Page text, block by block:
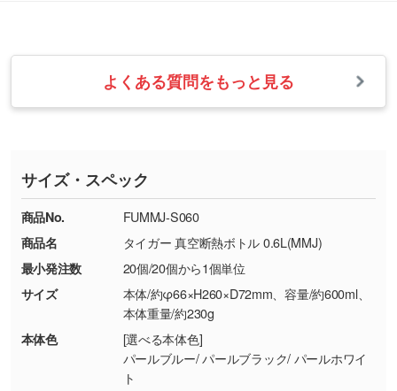
・1色印刷でグラデーションや濃淡を表現した
い
す。→詳しく見る
・コーポレートカラーを使って印刷したい／印
刷色にこだわりがある
DIC・PANTONEなどのカラーチップの指定や、
現物支給による色指定も承っております。→詳
・背景がある画像からキャラクター部分だけを
使いたいです
また、お選びいただいた印刷色が本体色に合わ
ない場合や仕上がりに影響しそうな場合は、ス
タッフから別の色をご案内することもございま
・お届け時に商品が損傷・故障している場合
・ご注文と異なる商品が届いた場合
・印刷不良があった場合
※詳しくは「商品の良品基準について
ください。
【返品・交換ができない場合】
・お客様の元で商品を加工された場合、または
商品が破損した場合
・商品到着後7日以上経過している場合
・お客様のご都合による返品・交換依頼(商
品・色・数量などの注文間違い等)
業日以内に担当スタッフよりメールにてご連絡
いたします。
お急ぎの場合はお電話でのご質問も受け付けて
TEL：0422-29-9911 営業時間10:00～
18:00(土日祝日除く)
お問い合わせフォームはこちら
よくある質問をもっと見る
サイズ・スペック
商品No.
FUMMJ-S060
商品名
タイガー 真空断熱ボトル 0.6L(MMJ)
最小発注数
20個/20個から1個単位
サイズ
本体/約φ66×H260×D72mm、容量/約600ml、
本体重量/約230g
本体色
[選べる本体色]
パールブルー/ パールブラック/ パールホワイ
ト